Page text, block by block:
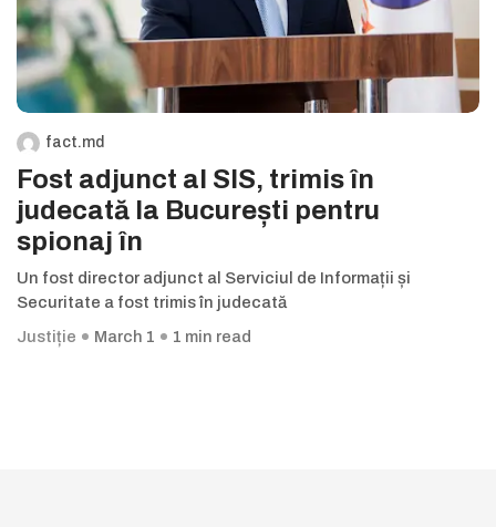
fact.md
Fost adjunct al SIS, trimis în
judecată la București pentru
spionaj în
Un fost director adjunct al Serviciul de Informații și
Securitate a fost trimis în judecată
Justiție
March 1 1 min read